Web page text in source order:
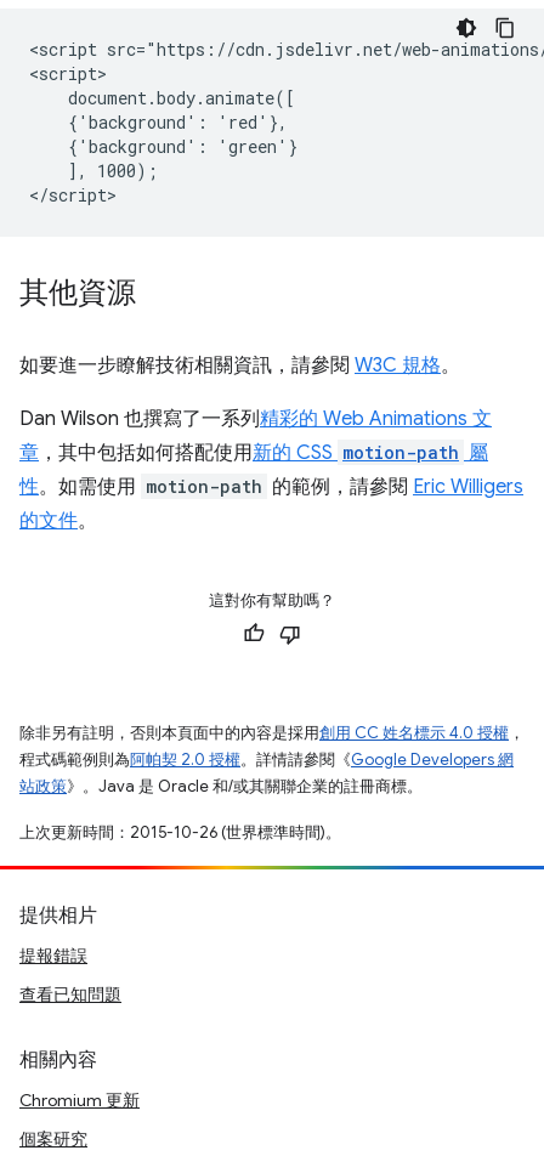
<script src="https://cdn.jsdelivr.net/web-
<script>
    document.body.animate([
    {'background': 'red'},
    {'background': 'green'}
    ], 1000);
其他資源
如要進一步瞭解技術相關資訊，請參閱 W3C 規格。
Dan Wilson 也撰寫了一系列精彩的 Web Animations 文
章 ，其中包括如何搭配使用新的 CSS motion-path 屬
性。如需使用 motion-path 的範例，請參閱 Eric Willigers
的文件。
這對你有幫助嗎？
除非另有註明，否則本頁面中的內容是採用創用 CC 姓名標示 4.0 授權 ，
程式碼範例則為阿帕契 2.0 授權。詳情請參閱《Google Developers 網
站政策》。Java 是 Oracle 和/或其關聯企業的註冊商標。
上次更新時間：2015-10-26 (世界標準時間)。
提供相片
提報錯誤
查看已知問題
相關內容
Chromium 更新
個案研究